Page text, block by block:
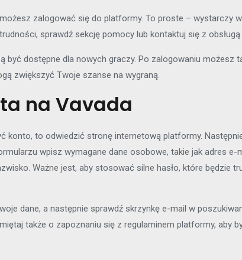
zalogować się do platformy. To proste – wystarczy
sprawdź sekcję pomocy lub kontaktuj się z obsługą
być dostępne dla nowych graczy. Po zalogowaniu możesz
zwiększyć Twoje szanse na wygraną.
na Vavada
konto, to odwiedzić stronę internetową platformy.
wpisz wymagane dane osobowe, takie jak adres e-
Ważne jest, aby stosować silne hasło, które będzie
dane, a następnie sprawdź skrzynkę e-mail w
także o zapoznaniu się z regulaminem platformy, aby